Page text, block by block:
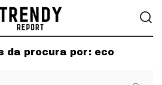
da procura por: eco